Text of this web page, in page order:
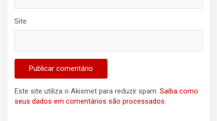
Site
Este site utiliza o Akismet para reduzir spam. Saiba como
seus dados em comentários são processados.